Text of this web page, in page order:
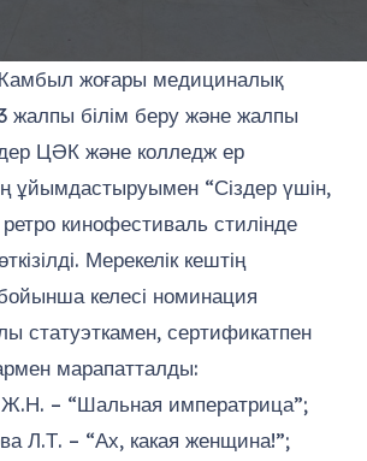
жоғары медициналық
жалпы білім беру және жалпы
ЦӘК және колледж ер
ұйымдастыруымен “Сіздер үшін,
кинофестиваль стилінде
Мерекелік кештің
келесі номинация
статуэткамен, сертификатпен
марапатталды:
– “Шальная императрица”;
Л.Т. – “Ах, какая женщина!”;